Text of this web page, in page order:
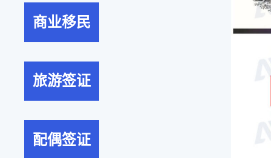
商业移民
旅游签证
配偶签证